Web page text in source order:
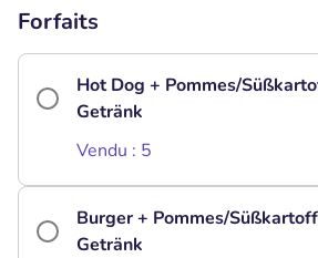
Forfaits
Hot Dog + Pommes/
Getränk
Vendu : 5
Burger + Pommes/
Getränk